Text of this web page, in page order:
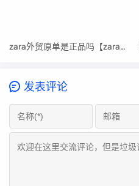
zara外贸原单是正品吗【zara原单外贸店】
发表评论